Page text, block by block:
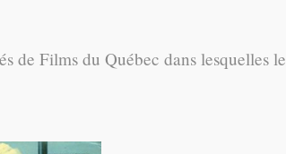
de Films du Québec dans lesquelles le